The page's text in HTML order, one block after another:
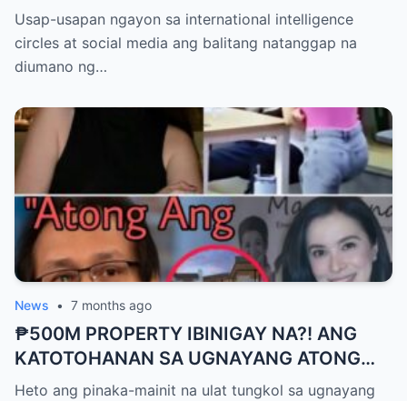
NAPANOOD NGA BA ANG MGA “S*X
VIDEOS”? ALAMIN ANG TOTOO!
Usap-usapan ngayon sa international intelligence
circles at social media ang balitang natanggap na
diumano ng…
News • 7 months ago
₱500M PROPERTY IBINIGAY NA?! ANG
KATOTOHANAN SA UGNAYANG ATONG
ANG AT SUNSHINE CRUZ!
Heto ang pinaka-mainit na ulat tungkol sa ugnayang